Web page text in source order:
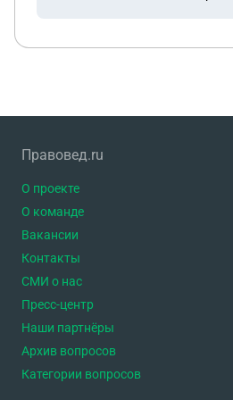
Правовед.ru
О проекте
О команде
Вакансии
Контакты
СМИ о нас
Пресс-центр
Наши партнёры
Архив вопросов
Категории вопросов